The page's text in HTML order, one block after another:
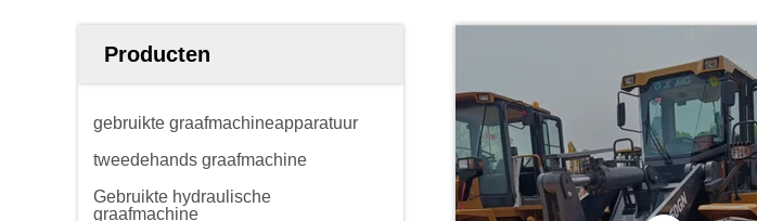
Producten
gebruikte graafmachineapparatuur
tweedehands graafmachine
Gebruikte hydraulische
graafmachine